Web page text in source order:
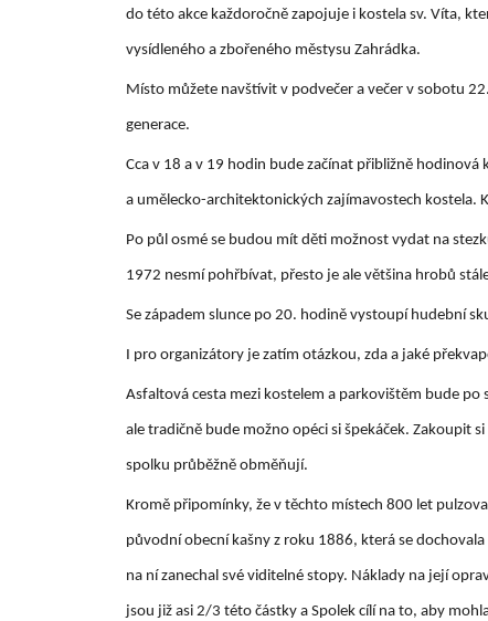
do této akce každoročně zapojuje i kostela sv. Víta,
vysídleného a zbořeného městysu Zahrádka.
Místo můžete navštívit v podvečer a večer v sobotu
generace.
Cca v 18 a v 19 hodin bude začínat přibližně
a umělecko-architektonických zajímavostech kostela.
Po půl osmé se budou mít děti možnost vydat na
1972 nesmí pohřbívat, přesto je ale většina hrobů
Se západem slunce po 20. hodině vystoupí hudební
I pro organizátory je zatím otázkou, zda a jaké
Asfaltová cesta mezi kostelem a parkovištěm bude
ale tradičně bude možno opéci si špekáček. Zakoupit
spolku průběžně obměňují.
Kromě připomínky, že v těchto místech 800 let
původní obecní kašny z roku 1886, která se
na ní zanechal své viditelné stopy. Náklady na její
jsou již asi 2/3 této částky a Spolek cílí na to, aby